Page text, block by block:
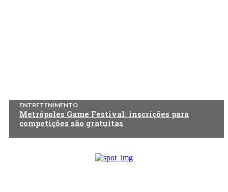
ENTRETENIMENTO
Metrópoles Game Festival: inscrições para
competições são gratuitas